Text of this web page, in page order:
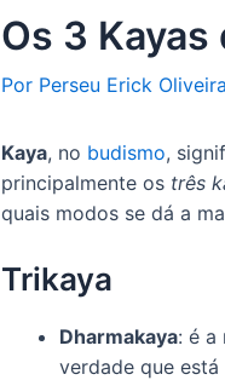
Os 3
Por Perseu Erick
Kaya, no budismo,
principalmente os três
quais modos se dá a
Trikaya
Dharmakaya: é a
verdade que